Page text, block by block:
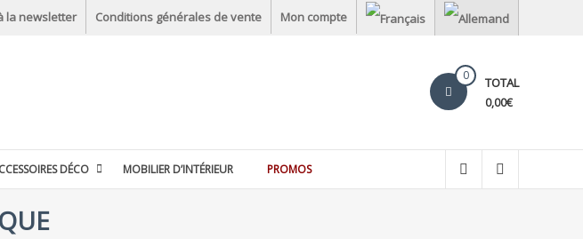
la newsletter Conditions générales de vente Mon compte
0 TOTAL
0,00€
DÉCO MOBILIER D’INTÉRIEUR PROMOS